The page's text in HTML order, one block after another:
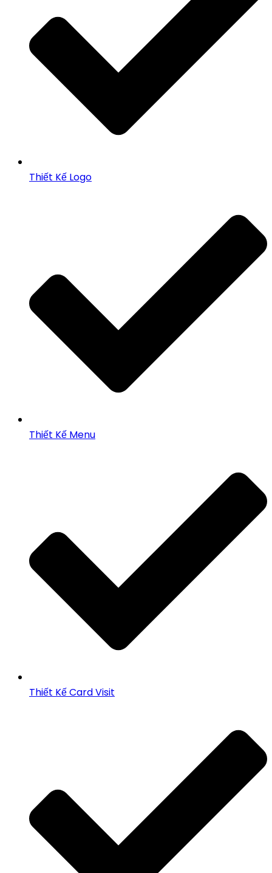
Thiết Kế Logo
Thiết Kế Menu
Thiết Kế Card Visit